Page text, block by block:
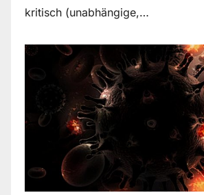
kritisch (unabhängige,…